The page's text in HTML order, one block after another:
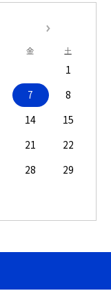
金 土
1
7
8
14
15
21
22
28
29